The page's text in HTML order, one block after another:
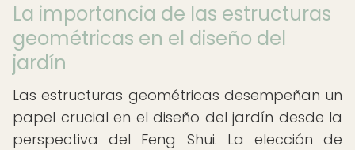
La importancia de las estructuras
geométricas en el diseño del
jardín
Las estructuras geométricas desempeñan un
papel crucial en el diseño del jardín desde la
perspectiva del Feng Shui. La elección de